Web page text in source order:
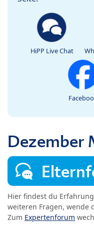
HiPP Live Chat
Dezember
Hier findest du
weiteren Fragen, wende
Zum Expertenforum